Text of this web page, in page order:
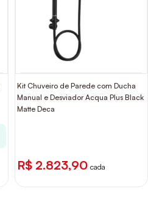
Kit Chuveiro de Parede com Ducha
Manual e Desviador Acqua Plus Black
Matte Deca
R$ 2.823,90 cada